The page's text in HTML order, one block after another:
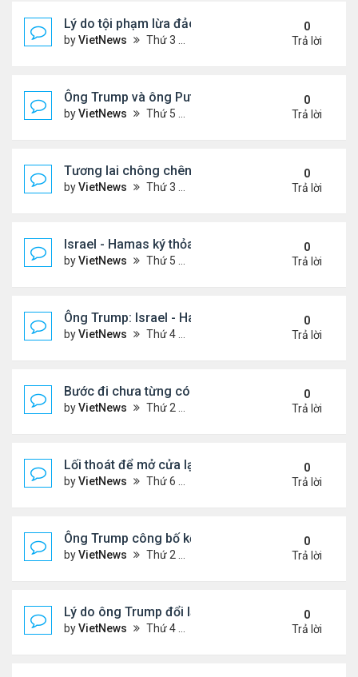
Lý do tội phạm lừa đảo ở Campuchia nhắm đến
byVietNews Thứ 3 Tháng 10 21, 2025 4:40 pm
0
Trả lời
Ông Trump và ông Putin điện đàm, nhất trí gặp
byVietNews Thứ 5 Tháng 10 16, 2025 5:15 pm
0
Trả lời
Tương lai chông chênh với Dải Gaza sau lệnh
byVietNews Thứ 3 Tháng 10 14, 2025 2:41 pm
0
Trả lời
Israel - Hamas ký thỏa thuận ngừng bắn
byVietNews Thứ 5 Tháng 10 09, 2025 2:23 pm
0
Trả lời
Ông Trump: Israel - Hamas đạt thỏa thuận hòa
byVietNews Thứ 4 Tháng 10 08, 2025 5:38 pm
0
Trả lời
Bước đi chưa từng có của ông Trump khi ký sắc
byVietNews Thứ 2 Tháng 10 06, 2025 5:17 pm
0
Trả lời
Lối thoát để mở cửa lại chính phủ Mỹ
byVietNews Thứ 6 Tháng 10 03, 2025 4:28 pm
0
Trả lời
Ông Trump công bố kế hoạch chấm dứt chiến sự
byVietNews Thứ 2 Tháng 9 29, 2025 4:47 pm
0
Trả lời
Lý do ông Trump đổi lập trường về lãnh thổ
byVietNews Thứ 4 Tháng 9 24, 2025 4:44 pm
0
Trả lời